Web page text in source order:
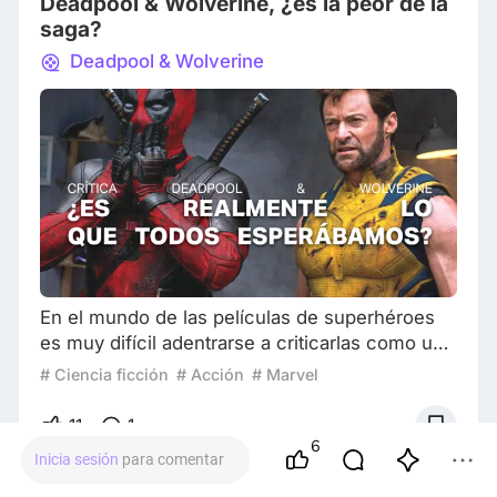
en la vida del lob
saga?
Deadpool & Wolverine
En el mundo de las películas de superhéroes
es muy difícil adentrarse a criticarlas como una
cinta cinematográfica más. Son pocas
más que simple acción o comedia y nos
sumergen en intensas historias. Deadpool &
Wolverine se quedó del lado difícil de analizar y
# Ciencia ficción # Acción # Marvel
11 1
Inicia sesión para comentar
6